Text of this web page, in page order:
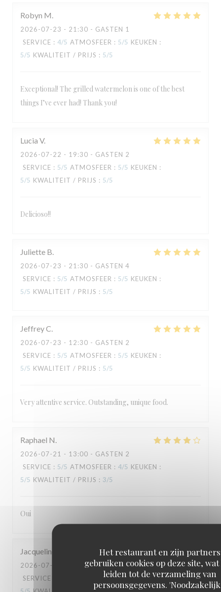
Het restaurant en zijn partners
gebruiken cookies op deze site,
leiden tot de verzameling van
persoonsgegevens.
Robyn M
2026-07-23 - 21:30 - GASTEN 1
SERVICE : 4/5 ATMOSFEER : 5/5 KEUKEN :
5/5 KWALITEIT / PRIJS : 5/5
Exceptional! The grilled watermelon is one of the best
things I’ve ever had! Thank you!
Lucia V
2026-07-22 - 19:30 - GASTEN 2
SERVICE : 5/5 ATMOSFEER : 5/5 KEUKEN :
5/5 KWALITEIT / PRIJS : 5/5
Delicioso!!
Juliette B
2026-07-23 - 21:30 - GASTEN 4
SERVICE : 5/5 ATMOSFEER : 5/5 KEUKEN :
5/5 KWALITEIT / PRIJS : 5/5
JeffreyC
2026-07-23 - 12:30 - GASTEN 2
SERVICE : 5/5 ATMOSFEER : 5/5 KEUKEN :
5/5 KWALITEIT / PRIJS : 5/5
Very attentive service. Outstanding, unique food.
Raphael N
2026-07-21 - 13:00 - GASTEN 2
SERVICE : 5/5 ATMOSFEER : 4/5 KEUKEN :
5/5 KWALITEIT / PRIJS : 3/5
Oui
Jacqueline
2026-07-18
- 19:30 - GASTEN 2
SERVICE
ATMOSFEER: 5/5 KEUKEN: